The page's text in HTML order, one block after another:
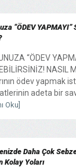
“ÖDEV
“ÖDEV
NASIL
ödev yapmak
adeta bir
Oku]
Daha Çok
Kolay Yoları